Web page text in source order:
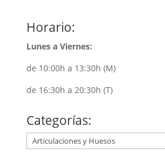
Horario:
Lunes a Viernes:
de 10:00h a 13:30h (M)
de 16:30h a 20:30h (T)
Categorías: